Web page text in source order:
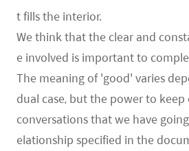
t fills the interior.
We think that the clear and
e involved is important to
The meaning of 'good' varies
dual case, but the power to
conversations that we have
elationship specified in the